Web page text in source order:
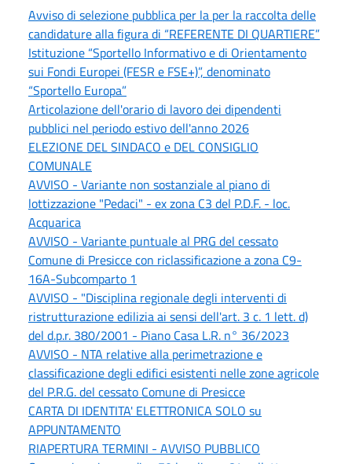
Avviso di selezione pubblica per la per la raccolta delle
candidature alla figura di “REFERENTE DI QUARTIERE”
Istituzione “Sportello Informativo e di Orientamento
sui Fondi Europei (FESR e FSE+)”, denominato
“Sportello Europa”
Articolazione dell'orario di lavoro dei dipendenti
pubblici nel periodo estivo dell'anno 2026
ELEZIONE DEL SINDACO e DEL CONSIGLIO
COMUNALE
AVVISO - Variante non sostanziale al piano di
lottizzazione "Pedaci" - ex zona C3 del P.D.F. - loc.
Acquarica
AVVISO - Variante puntuale al PRG del cessato
Comune di Presicce con riclassificazione a zona C9-
16A-Subcomparto 1
AVVISO - "Disciplina regionale degli interventi di
ristrutturazione edilizia ai sensi dell'art. 3 c. 1 lett. d)
del d.p.r. 380/2001 - Piano Casa L.R. n° 36/2023
AVVISO - NTA relative alla perimetrazione e
classificazione degli edifici esistenti nelle zone agricole
del P.R.G. del cessato Comune di Presicce
CARTA DI IDENTITA' ELETTRONICA SOLO su
APPUNTAMENTO
RIAPERTURA TERMINI - AVVISO PUBBLICO